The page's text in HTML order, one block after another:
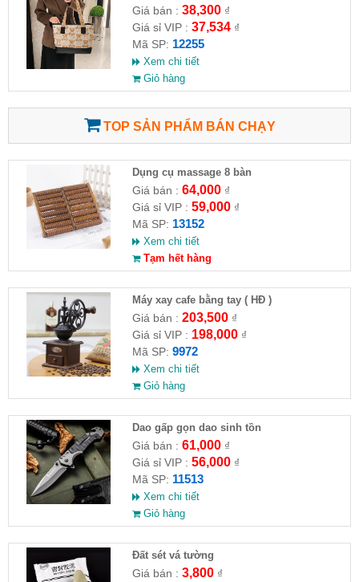
Giá bán : 38,300₫
Giá sỉ VIP : 37,534₫
Mã SP: 12255
Xem chi tiết
Giỏ hàng
TOP SẢN PHẨM BÁN CHẠY
Dụng cụ massage 8 bàn
Giá bán : 64,000₫
Giá sỉ VIP : 59,000₫
Mã SP: 13152
Xem chi tiết
Tạm hết hàng
Máy xay cafe bằng tay ( HĐ )
Giá bán : 203,500₫
Giá sỉ VIP : 198,000₫
Mã SP: 9972
Xem chi tiết
Giỏ hàng
Dao gấp gọn dao sinh tồn
Giá bán : 61,000₫
Giá sỉ VIP : 56,000₫
Mã SP: 11513
Xem chi tiết
Giỏ hàng
Đất sét vá tường
Giá bán : 3,800₫